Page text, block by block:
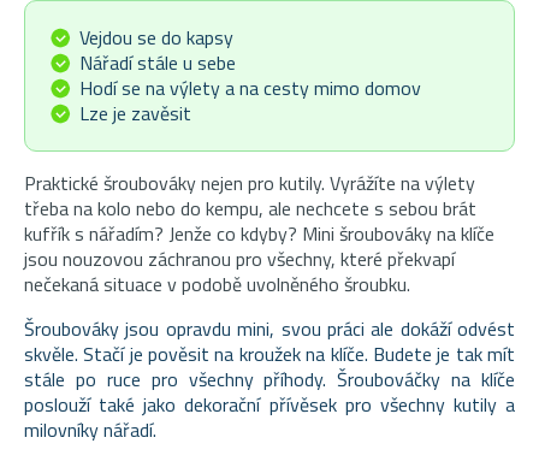
Vejdou se do kapsy
Nářadí stále u sebe
Hodí se na výlety a na cesty mimo domov
Lze je zavěsit
Praktické šroubováky nejen pro kutily. Vyrážíte na výlety
třeba na kolo nebo do kempu, ale nechcete s sebou brát
kufřík s nářadím? Jenže co kdyby? Mini šroubováky na klíče
jsou nouzovou záchranou pro všechny, které překvapí
nečekaná situace v podobě uvolněného šroubku.
Šroubováky jsou opravdu mini, svou práci ale dokáží odvést
skvěle. Stačí je pověsit na kroužek na klíče. Budete je tak mít
stále po ruce pro všechny příhody. Šroubováčky na klíče
poslouží také jako dekorační přívěsek pro všechny kutily a
milovníky nářadí.